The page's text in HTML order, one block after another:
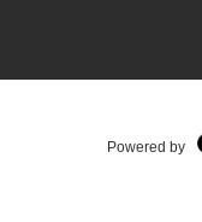
Powered by